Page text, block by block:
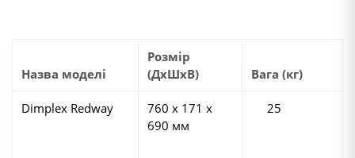
Назва моделі
Розмір
(ДхШхВ)
Вага (кг)
Dimplex Redway
760 х 171 х
690 мм
25